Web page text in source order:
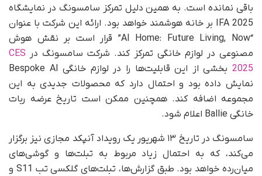
باقی نمانده است. به همین دلیل تمرکز سامسونگ در نمایشگاه
IFA 2025 بر خانه هوشمند خواهد بود. ارائه این شرکت با عنوان
“AI Home: Future Living, Now” قرار است بر نقش هوش
مصنوعی در لوازم خانگی تمرکز کند. شرکت سامسونگ در CES
2025
بخشی از این قابلیت‌ها را در لوازم خانگی Bespoke AI
نمایش داده بود و احتمال دارد که محصولات جدیدی به این
مجموعه اضافه کند. همچنین ممکن است تاریخ عرضه ربات
خانگی Ballie اعلام شود.
سامسونگ در تاریخ ۱۳ شهریور یک رویداد آنپکد مجازی نیز برگزار
می‌کند، که به‌ احتمال زیاد مربوط به تبلت‌ها و گوشی‌های
میان‌رده خواهد بود. طبق گزارش‌ها، تبلت‌های گلکسی تب S11 و